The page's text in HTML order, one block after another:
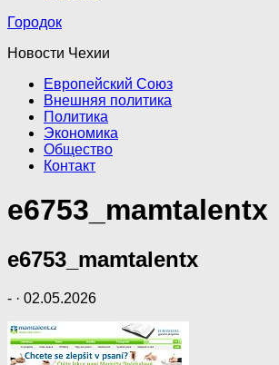
Городок
Новости Чехии
Европейский Союз
Внешняя политика
Политика
Экономика
Общество
Контакт
e6753_mamtalentx
e6753_mamtalentx
- · 02.05.2026